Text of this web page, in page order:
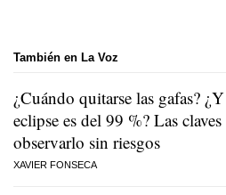
También en La Voz
¿Cuándo quitarse las gafas?
eclipse es del 99 %? Las claves
observarlo sin riesgos
XAVIER FONSECA